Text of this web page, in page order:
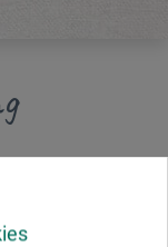
ergeben sich